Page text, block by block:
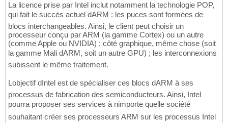
La licence prise par Intel inclut notamment la technologie POP,
qui fait le succès actuel dARM : les puces sont formées de
blocs interchangeables. Ainsi, le client peut choisir un
processeur conçu par ARM (la gamme Cortex) ou un autre
(comme Apple ou NVIDIA) ; côté graphique, même chose (soit
la gamme Mali dARM, soit un autre GPU) ; les interconnexions
subissent le même traitement.
Lobjectif dIntel est de spécialiser ces blocs dARM à ses
processus de fabrication des semiconducteurs. Ainsi, Intel
pourra proposer ses services à nimporte quelle société
souhaitant créer ses processeurs ARM sur les processus Intel 